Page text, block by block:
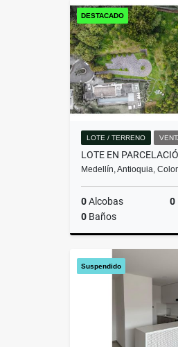
DESTACADO
LOTE / TERRENO
Medellín, Antioquia,
0Alcobas 0
0 Baños
Suspendido